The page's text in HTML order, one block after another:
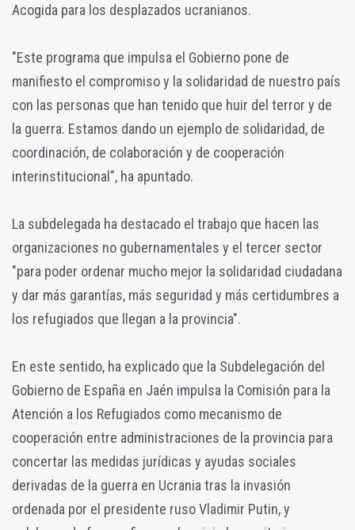
Acogida para los desplazados ucranianos.
"Este programa que impulsa el Gobierno pone de
manifiesto el compromiso y la solidaridad de nuestro país
con las personas que han tenido que huir del terror y de
la guerra. Estamos dando un ejemplo de solidaridad, de
coordinación, de colaboración y de cooperación
interinstitucional", ha apuntado.
La subdelegada ha destacado el trabajo que hacen las
organizaciones no gubernamentales y el tercer sector
"para poder ordenar mucho mejor la solidaridad ciudadana
y dar más garantías, más seguridad y más certidumbres a
los refugiados que llegan a la provincia".
En este sentido, ha explicado que la Subdelegación del
Gobierno de España en Jaén impulsa la Comisión para la
Atención a los Refugiados como mecanismo de
cooperación entre administraciones de la provincia para
concertar las medidas jurídicas y ayudas sociales
derivadas de la guerra en Ucrania tras la invasión
ordenada por el presidente ruso Vladimir Putin, y